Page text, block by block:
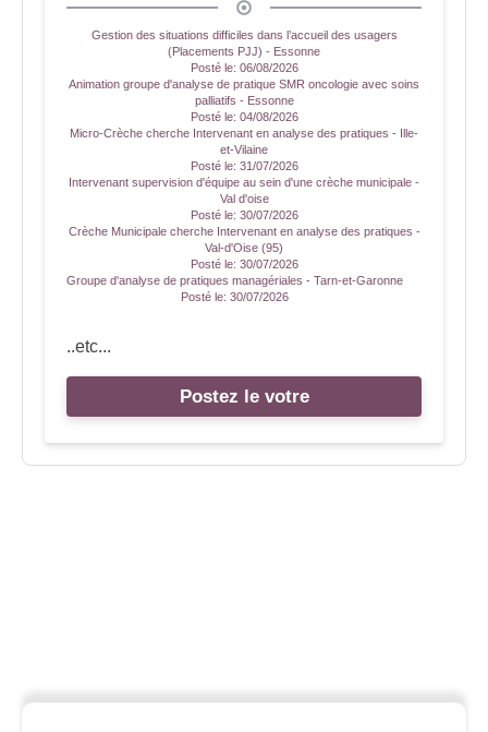
Gestion des situations difficiles dans l’accueil des usagers
(Placements PJJ) - Essonne
Posté le: 06/08/2026
Animation groupe d'analyse de pratique SMR oncologie avec soins
palliatifs - Essonne
Posté le: 04/08/2026
Micro-Crèche cherche Intervenant en analyse des pratiques - Ille-
et-Vilaine
Posté le: 31/07/2026
Intervenant supervision d'équipe au sein d'une crèche municipale -
Val d'oise
Posté le: 30/07/2026
Crèche Municipale cherche Intervenant en analyse des pratiques -
Val-d'Oise (95)
Posté le: 30/07/2026
Groupe d'analyse de pratiques managériales - Tarn-et-Garonne
Posté le: 30/07/2026
..etc...
Postez le votre